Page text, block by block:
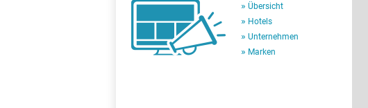
Übersicht
Hotels
Unternehmen
Marken